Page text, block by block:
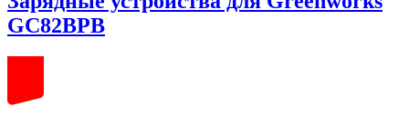
GC82BPB